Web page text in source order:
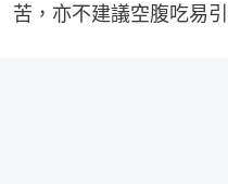
苦，亦不建議空腹吃易